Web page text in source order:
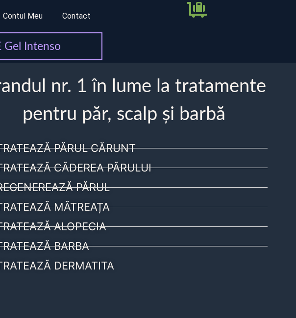
Contul Meu Contact
Gel Intenso
nr. 1 în lume la tratamente
pentru păr, scalp și barbă
PĂRUL CĂRUNT
CĂDEREA PĂRULUI
PĂRUL
MĂTREAȚA
ALOPECIA
BARBA
DERMATITA